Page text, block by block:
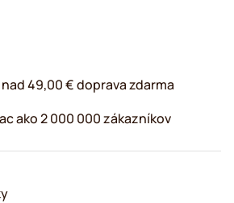
49,00 € doprava zdarma
ako 2 000 000 zákazníkov